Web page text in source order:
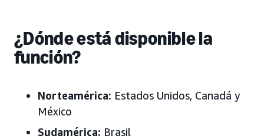
¿Dónde está disponible la
función?
Norteamérica: Estados Unidos, Canadá y
México
Sudamérica: Brasil